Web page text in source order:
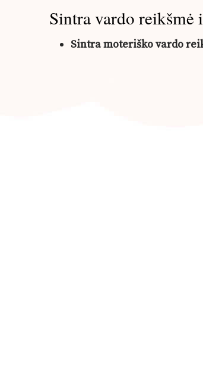
Sintra vardo reikšmė
Sintra moteriško vardo